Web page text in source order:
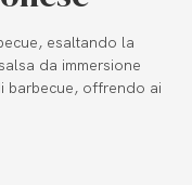
esaltando la
da immersione
barbecue, offrendo ai